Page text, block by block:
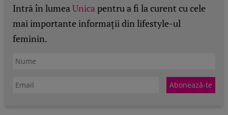
Intră în lumeaUnicapentru a fi la curent cu cele
mai importante informații din lifestyle-ul
feminin.